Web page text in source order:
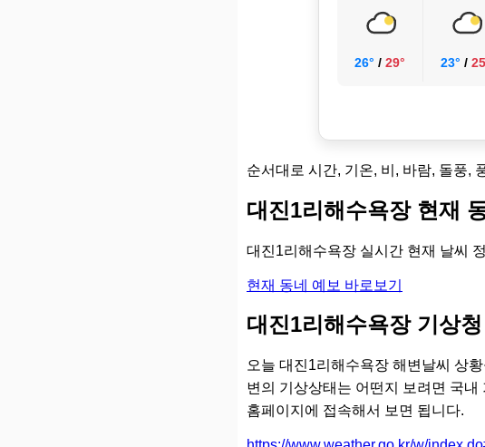
26° / 29° 23° /
순서대로 시간, 기온, 비, 바람, 돌풍,
대진1리해수욕장 현재
대진1리해수욕장 실시간 현재 날씨
현재 동네 예보 바로보기
대진1리해수욕장 기상청
오늘 대진1리해수욕장 해변날씨 상
변의 기상상태는 어떤지 보려면 국
홈페이지에 접속해서 보면 됩니다.